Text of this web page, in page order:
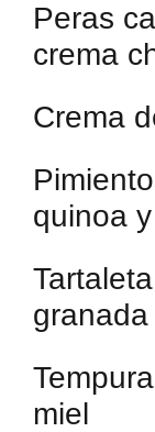
Peras
crema
Crema
quinoa
granada
miel